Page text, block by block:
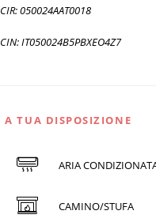
CIR: 050024AAT0018
CIN: IT050024B5PBXEO4Z7
A TUA DISPOSIZIONE
ARIA
CAMINO/STUFA